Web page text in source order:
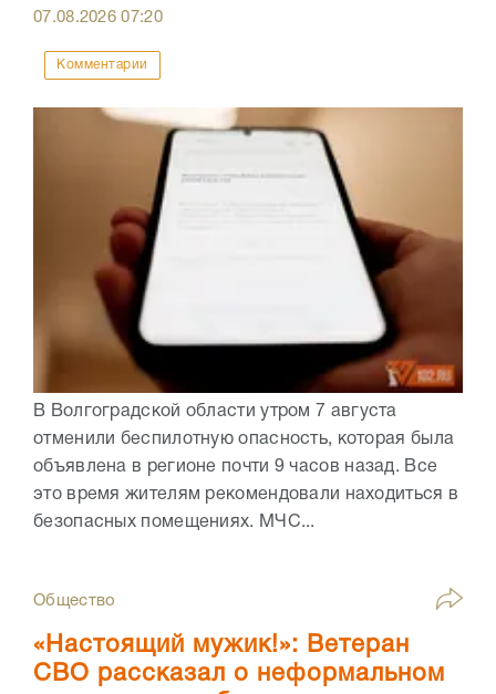
07.08.202607:20
Комментарии
В Волгоградской области утром 7 августа
отменили беспилотную опасность, которая была
объявлена в регионе почти 9 часов назад. Все
это время жителям рекомендовали находиться в
безопасных помещениях. МЧС...
Общество
«Настоящий мужик!»: Ветеран
СВО рассказал о неформальном